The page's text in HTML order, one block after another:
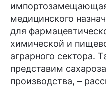
медицинского
для
химической и
аграрного сектора.
представим
производства, –